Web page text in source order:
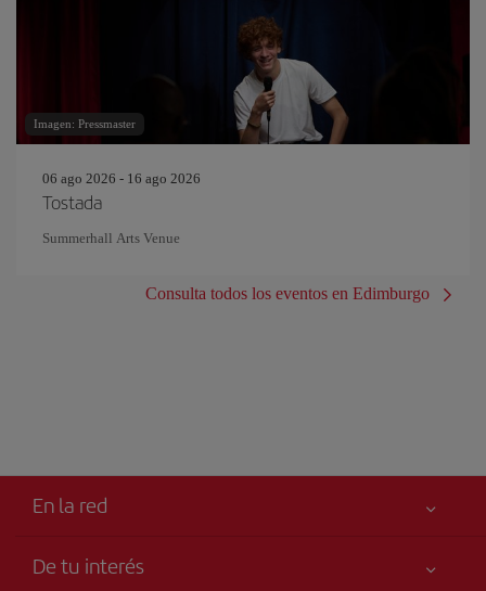
Imagen: Pressmaster
06 ago 2026 - 16 ago 2026
Tostada
Summerhall Arts Venue
Consulta todos los eventos en Edimburgo
En la red
De tu interés